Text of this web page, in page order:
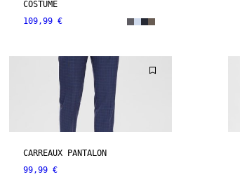
COSTUME
109,99 €
CARREAUX PANTALON
99,99 €